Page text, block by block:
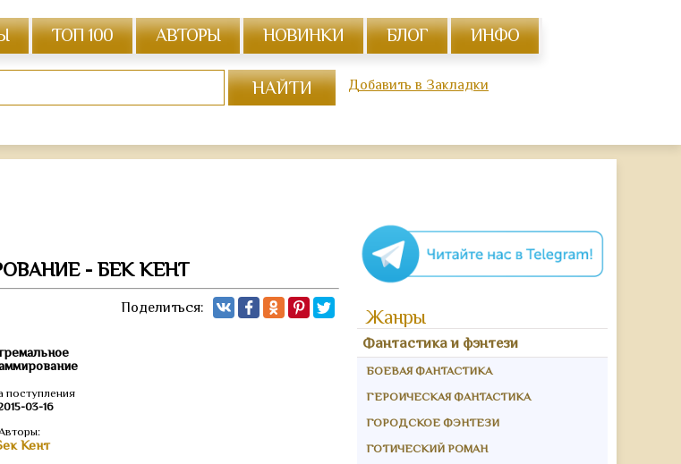
ТОП 100 АВТОРЫ НОВИНКИ БЛОГ ИНФО
Добавить в Закладки
- БЕК КЕНТ
Поделиться:
поступления
03-16
Кент
Жанры
Фантастика и фэнтези
БОЕВАЯ ФАНТАСТИКА
ГЕРОИЧЕСКАЯ ФАНТАСТИКА
ГОРОДСКОЕ ФЭНТЕЗИ
ГОТИЧЕСКИЙ РОМАН